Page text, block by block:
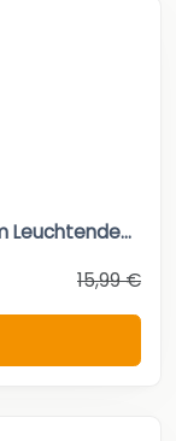
Leuchtende...
15,99 €